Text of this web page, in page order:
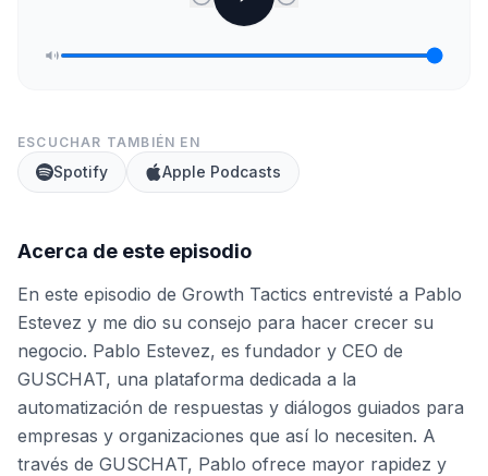
ESCUCHAR TAMBIÉN EN
Spotify Apple Podcasts
Acerca de este episodio
En este episodio de Growth Tactics entrevisté a Pablo
Estevez y me dio su consejo para hacer crecer su
negocio. Pablo Estevez, es fundador y CEO de
GUSCHAT, una plataforma dedicada a la
automatización de respuestas y diálogos guiados para
empresas y organizaciones que así lo necesiten. A
través de GUSCHAT, Pablo ofrece mayor rapidez y